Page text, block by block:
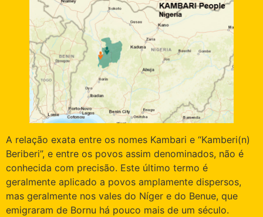
A relação exata entre os nomes Kambari e “Kamberi(n)
Beriberi”, e entre os povos assim denominados, não é
conhecida com precisão. Este último termo é
geralmente aplicado a povos amplamente dispersos,
mas geralmente nos vales do Níger e do Benue, que
emigraram de Bornu há pouco mais de um século.